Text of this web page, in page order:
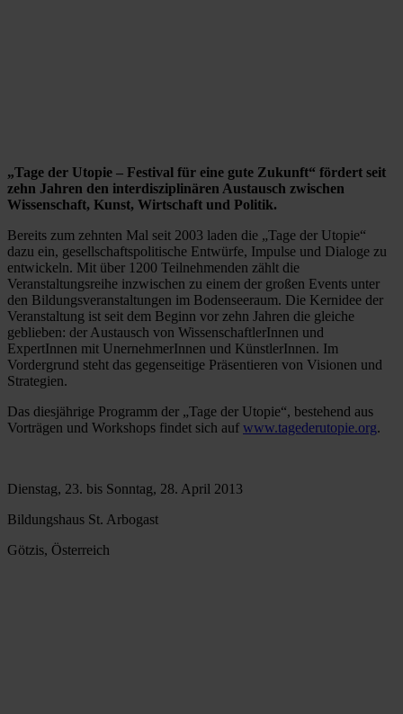
„Tage der Utopie – Festival für eine gute Zukunft“ fördert seit
zehn Jahren den interdisziplinären Austausch zwischen
Wissenschaft, Kunst, Wirtschaft und Politik.
Bereits zum zehnten Mal seit 2003 laden die „Tage der Utopie“
dazu ein, gesellschaftspolitische Entwürfe, Impulse und Dialoge zu
entwickeln. Mit über 1200 Teilnehmenden zählt die
Veranstaltungsreihe inzwischen zu einem der großen Events unter
den Bildungsveranstaltungen im Bodenseeraum. Die Kernidee der
Veranstaltung ist seit dem Beginn vor zehn Jahren die gleiche
geblieben: der Austausch von WissenschaftlerInnen und
ExpertInnen mit UnernehmerInnen und KünstlerInnen. Im
Vordergrund steht das gegenseitige Präsentieren von Visionen und
Strategien.
Das diesjährige Programm der „Tage der Utopie“, bestehend aus
Vorträgen und Workshops findet sich auf www.tagederutopie.org.
Dienstag, 23. bis Sonntag, 28. April 2013
Bildungshaus St. Arbogast
Götzis, Österreich